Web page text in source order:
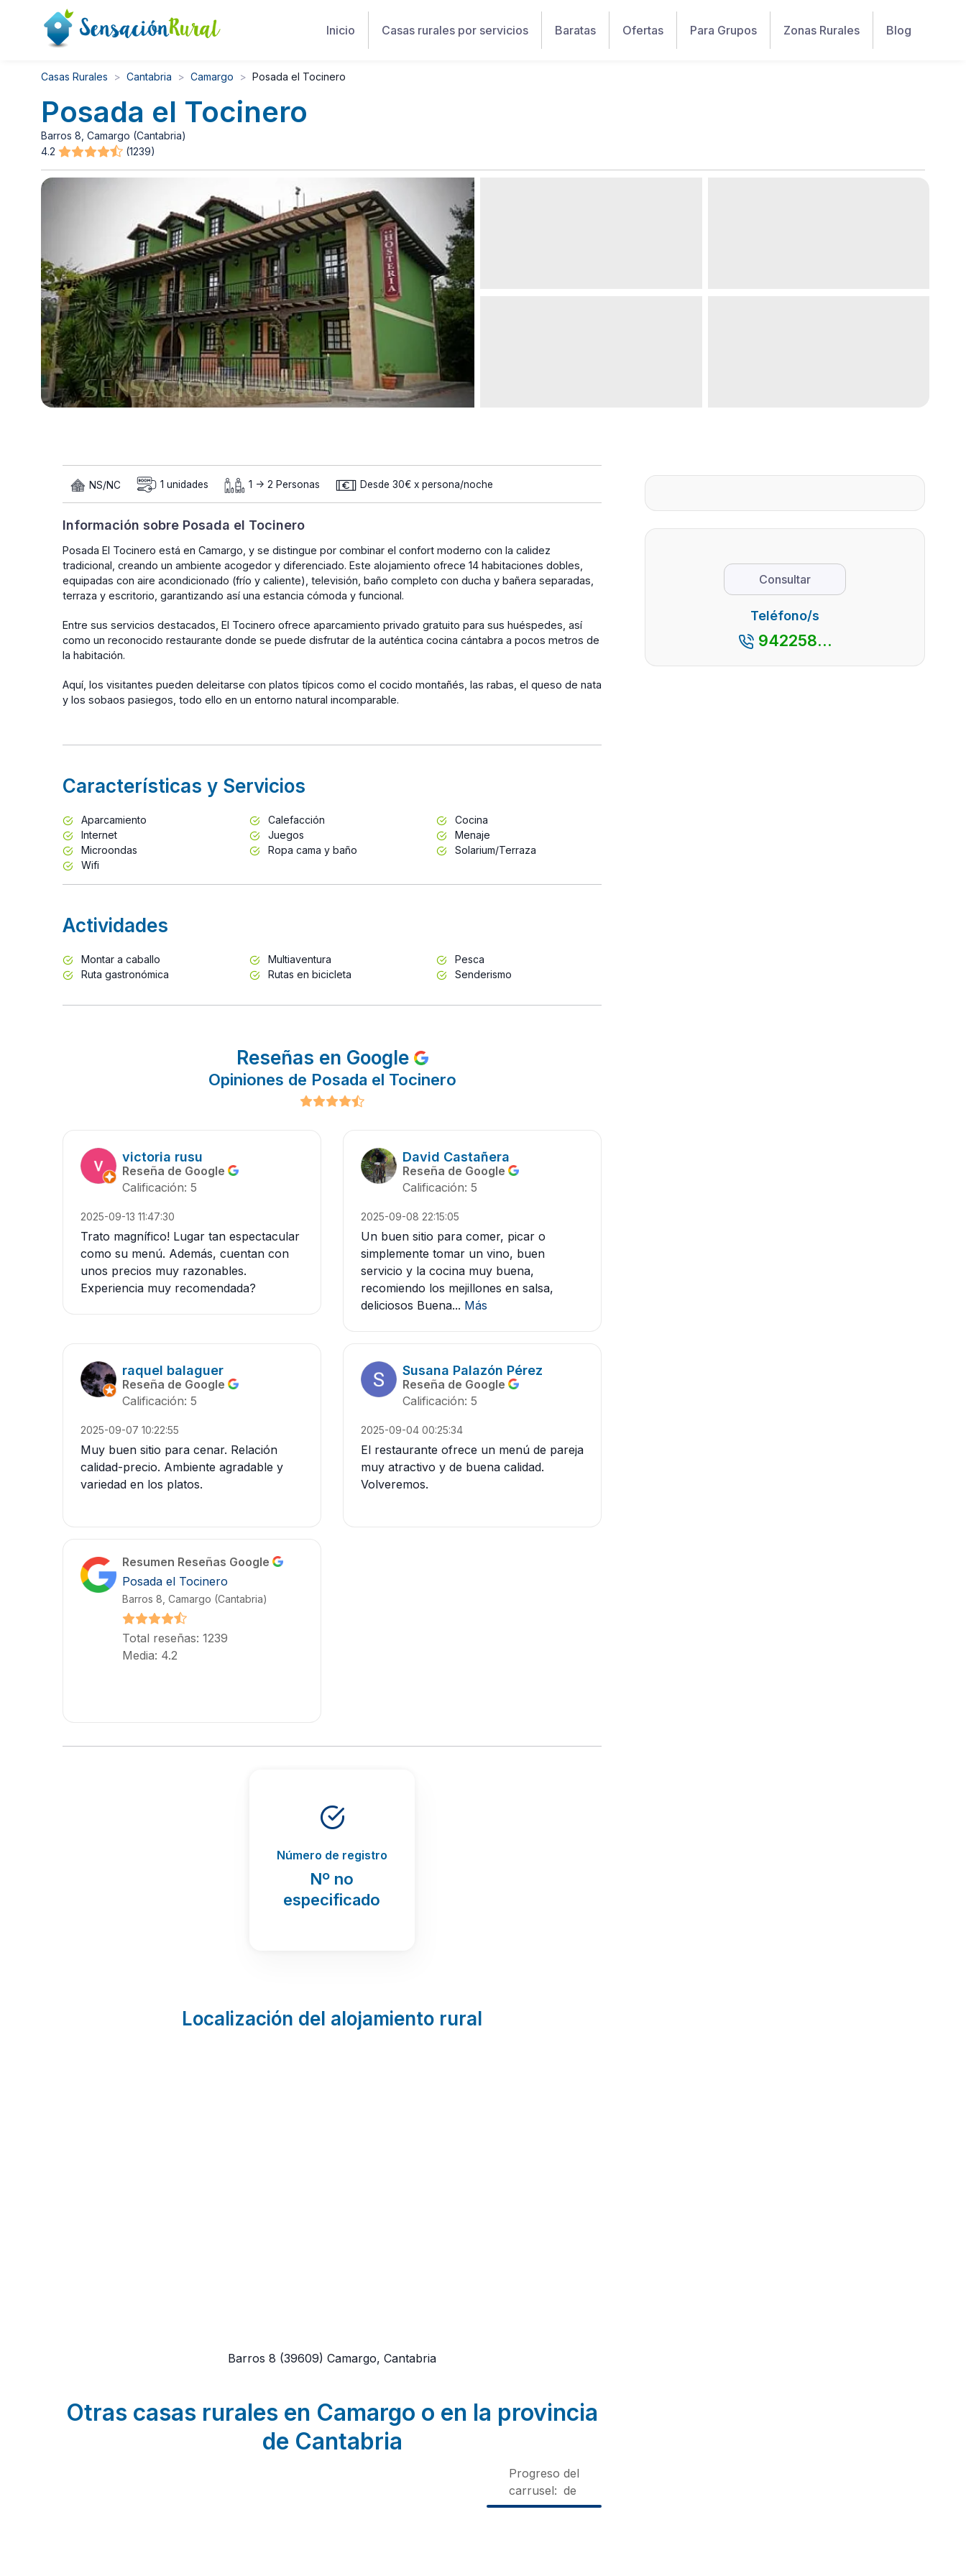
Inicio Casas rurales por servicios Baratas Ofertas Para Grupos Zonas Rurales Blog
Casas Rurales Cantabria Camargo Posada el Tocinero
Posada el Tocinero
Barros 8, Camargo (Cantabria)
4.2
(1239)
NS/NC 1 unidades 1 -> 2 Personas Desde 30€ x persona/noche
Información sobre Posada el Tocinero
Posada El Tocinero está en Camargo, y se distingue por combinar el confort moderno con la calidez
tradicional, creando un ambiente acogedor y diferenciado. Este alojamiento ofrece 14 habitaciones dobles,
equipadas con aire acondicionado (frío y caliente), televisión, baño completo con ducha y bañera separadas,
terraza y escritorio, garantizando así una estancia cómoda y funcional.
Entre sus servicios destacados, El Tocinero ofrece aparcamiento privado gratuito para sus huéspedes, así
como un reconocido restaurante donde se puede disfrutar de la auténtica cocina cántabra a pocos metros de
la habitación.
Aquí, los visitantes pueden deleitarse con platos típicos como el cocido montañés, las rabas, el queso de nata
y los sobaos pasiegos, todo ello en un entorno natural incomparable.
Características y Servicios
Aparcamiento Calefacción
Cocina
Internet
Juegos
Menaje
Microondas
Ropa cama y baño
Solarium/Terraza
Wifi
Actividades
Montar a caballo Multiaventura
Pesca
Ruta gastronómica
Rutas en bicicleta Senderismo
Reseñas en Google
Opiniones de Posada el Tocinero
victoria rusu
Reseña de Google
Calificación: 5
2025-09-13 11:47:30
Trato magnífico! Lugar tan espectacular
como su menú. Además, cuentan con
unos precios muy razonables.
Experiencia muy recomendada?
David Castañera
Reseña de Google
Calificación: 5
2025-09-08 22:15:05
Un buen sitio para comer, picar o
simplemente tomar un vino, buen
servicio y la cocina muy buena,
recomiendo los mejillones en salsa,
deliciosos Buena... Más
raquel balaguer
Reseña de Google
Calificación: 5
2025-09-07 10:22:55
Muy buen sitio para cenar. Relación
calidad-precio. Ambiente agradable y
variedad en los platos.
Susana Palazón Pérez
Reseña de Google
Calificación: 5
2025-09-04 00:25:34
El restaurante ofrece un menú de pareja
muy atractivo y de buena calidad.
Volveremos.
Resumen Reseñas Google
Posada el Tocinero
Barros 8, Camargo (Cantabria)
Total reseñas: 1239
Media: 4.2
Número de registro
Nº no
especificado
Localización del alojamiento rural
Barros 8 (39609) Camargo, Cantabria
Otras casas rurales en Camargo o en la provincia
de Cantabria
Progreso del
carrusel: de
Consultar
Teléfono/s
942258...